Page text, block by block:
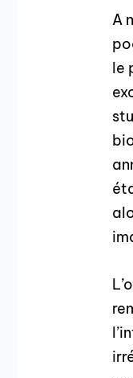
A
le